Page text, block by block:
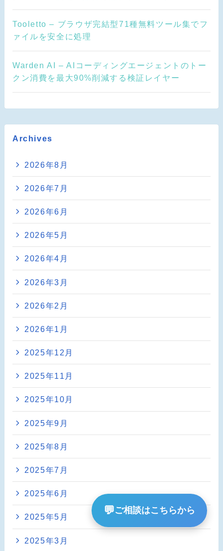
Tooletto – ブラウザ完結型71種無料ツール集でフ
ァイルを安全に処理
Warden AI – AIコーディングエージェントのトー
クン消費を最大90%削減する検証レイヤー
Archives
2026年8月
2026年7月
2026年6月
2026年5月
2026年4月
2026年3月
2026年2月
2026年1月
2025年12月
2025年11月
2025年10月
2025年9月
2025年8月
2025年7月
2025年6月
2025年5月
2025年3月
💬ご相談はこちらから